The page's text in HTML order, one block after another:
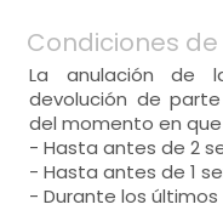
Condiciones
La anulación de
devolución de
del momento en
- Hasta antes de 2
- Hasta antes de 1
- Durante los últimos